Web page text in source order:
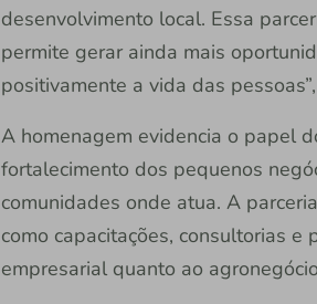
desenvolvimento local. Essa
permite gerar ainda mais
positivamente a vida das
A homenagem evidencia o papel
fortalecimento dos pequenos
comunidades onde atua. A
como capacitações, consultorias
empresarial quanto ao